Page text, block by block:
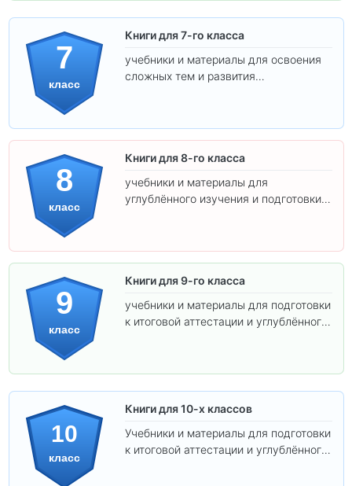
7
класс
Книги для 7-го класса
учебники и материалы для освоения
сложных тем и развития
8
класс
Книги для 8-го класса
учебники и материалы для
углублённого изучения и подготовки к
9
класс
Книги для 9-го класса
учебники и материалы для подготовки
к итоговой аттестации и углублённого
10
класс
Книги для 10-х классов
Учебники и материалы для подготовки
к итоговой аттестации и углублённого